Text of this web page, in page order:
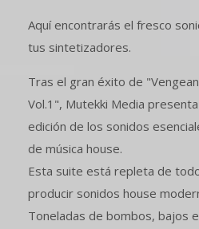
Aquí encontrarás el fresco
tus sintetizadores.
Tras el gran éxito de
Vol.1", Mutekki Media
edición de los sonidos
de música house.
Esta suite está repleta de
producir sonidos house
Toneladas de bombos, bajos